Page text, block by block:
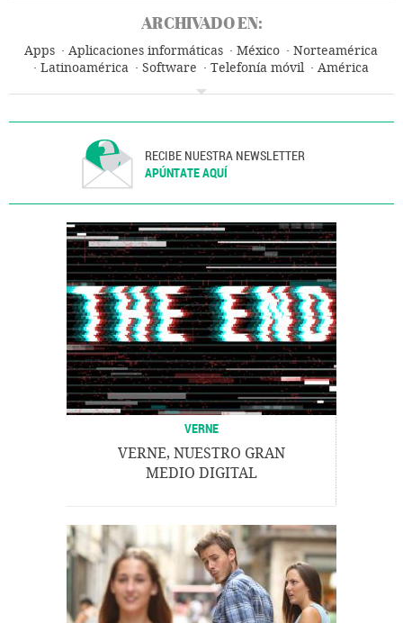
ARCHIVADO EN:
Apps Aplicaciones informáticas México
Norteamérica
Latinoamérica
Software Telefonía móvil
América
RECIBE NUESTRA NEWSLETTER
APÚNTATE AQUÍ
VERNE
VERNE, NUESTRO GRAN
MEDIO DIGITAL